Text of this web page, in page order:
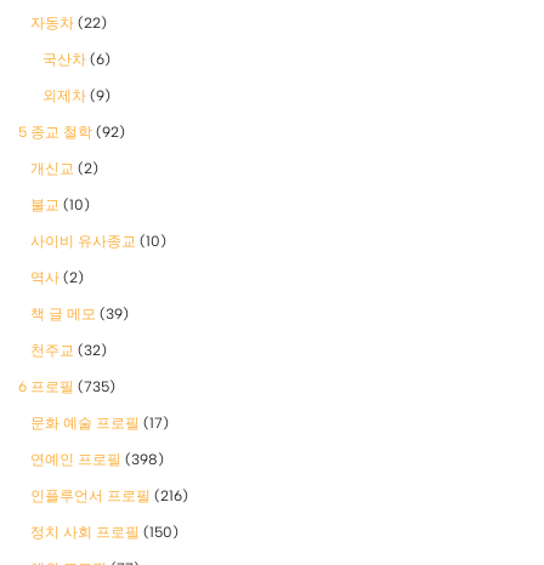
자동차 (22)
국산차 (6)
외제차 (9)
5 종교 철학 (92)
개신교 (2)
불교 (10)
사이비 유사종교 (10)
역사 (2)
책 글 메모 (39)
천주교 (32)
6 프로필 (735)
문화 예술 프로필 (17)
연예인 프로필 (398)
인플루언서 프로필 (216)
정치 사회 프로필 (150)